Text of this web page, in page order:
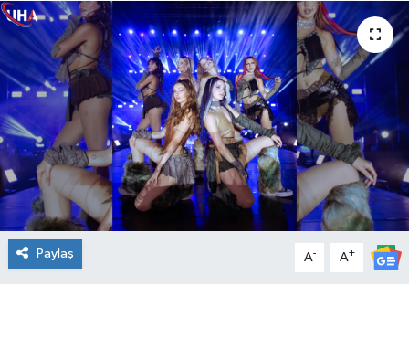
Paylaş A- A+